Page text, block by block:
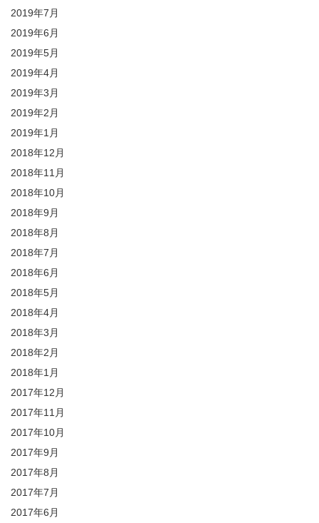
2019年7月
2019年6月
2019年5月
2019年4月
2019年3月
2019年2月
2019年1月
2018年12月
2018年11月
2018年10月
2018年9月
2018年8月
2018年7月
2018年6月
2018年5月
2018年4月
2018年3月
2018年2月
2018年1月
2017年12月
2017年11月
2017年10月
2017年9月
2017年8月
2017年7月
2017年6月